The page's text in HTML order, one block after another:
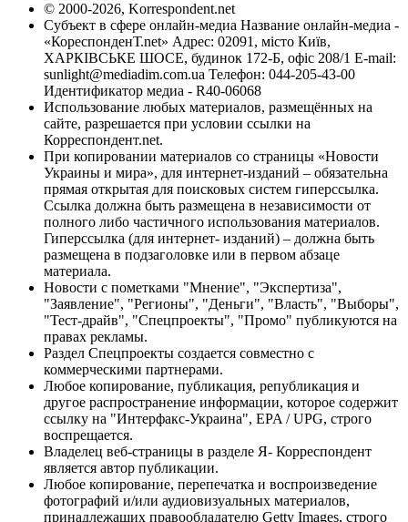
© 2000-2026, Korrespondent.net
Субъект в сфере онлайн-медиа Название онлайн-медиа -
«КореспонденТ.net» Адрес: 02091, місто Київ,
ХАРКІВСЬКЕ ШОСЕ, будинок 172-Б, офіс 208/1 E-mail:
sunlight@mediadim.com.ua Телефон: 044-205-43-00
Идентификатор медиа - R40-06068
Использование любых материалов, размещённых на
сайте, разрешается при условии ссылки на
Корреспондент.net.
При копировании материалов со страницы «Новости
Украины и мира», для интернет-изданий – обязательна
прямая открытая для поисковых систем гиперссылка.
Ссылка должна быть размещена в независимости от
полного либо частичного использования материалов.
Гиперссылка (для интернет- изданий) – должна быть
размещена в подзаголовке или в первом абзаце
материала.
Новости с пометками "Мнение", "Экспертиза",
"Заявление", "Регионы", "Деньги", "Власть", "Выборы",
"Тест-драйв", "Спецпроекты", "Промо" публикуются на
правах рекламы.
Раздел Спецпроекты создается совместно с
коммерческими партнерами.
Любое копирование, публикация, републикация и
другое распространение информации, которое содержит
ссылку на "Интерфакс-Украина", EPA / UPG, строго
воспрещается.
Владелец веб-страницы в разделе Я- Корреспондент
является автор публикации.
Любое копирование, перепечатка и воспроизведение
фотографий и/или аудиовизуальных материалов,
принадлежащих правообладателю Getty Images, строго